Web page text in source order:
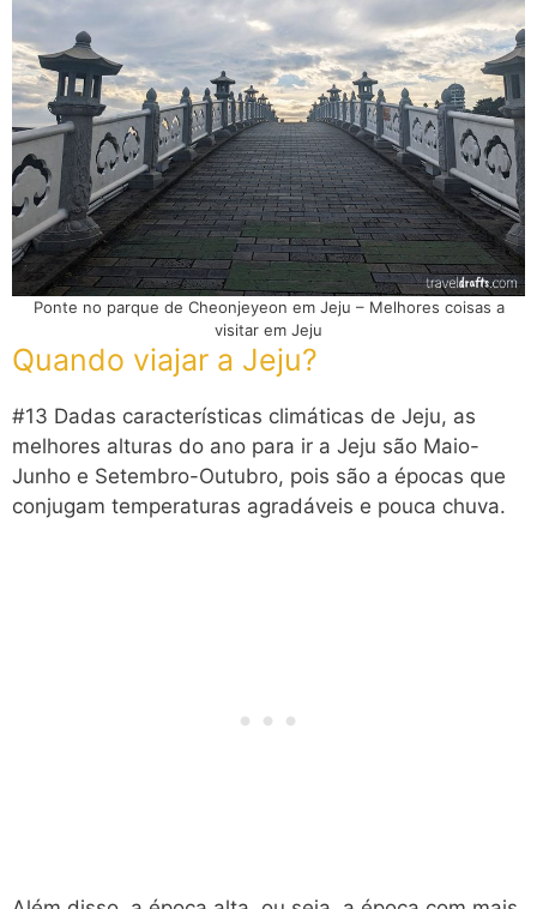
Ponte no parque de Cheonjeyeon em Jeju – Melhores coisas a
visitar em Jeju
Quando viajar a Jeju?
#13 Dadas características climáticas de Jeju, as
melhores alturas do ano para ir a Jeju são Maio-
Junho e Setembro-Outubro, pois são a épocas que
conjugam temperaturas agradáveis e pouca chuva.